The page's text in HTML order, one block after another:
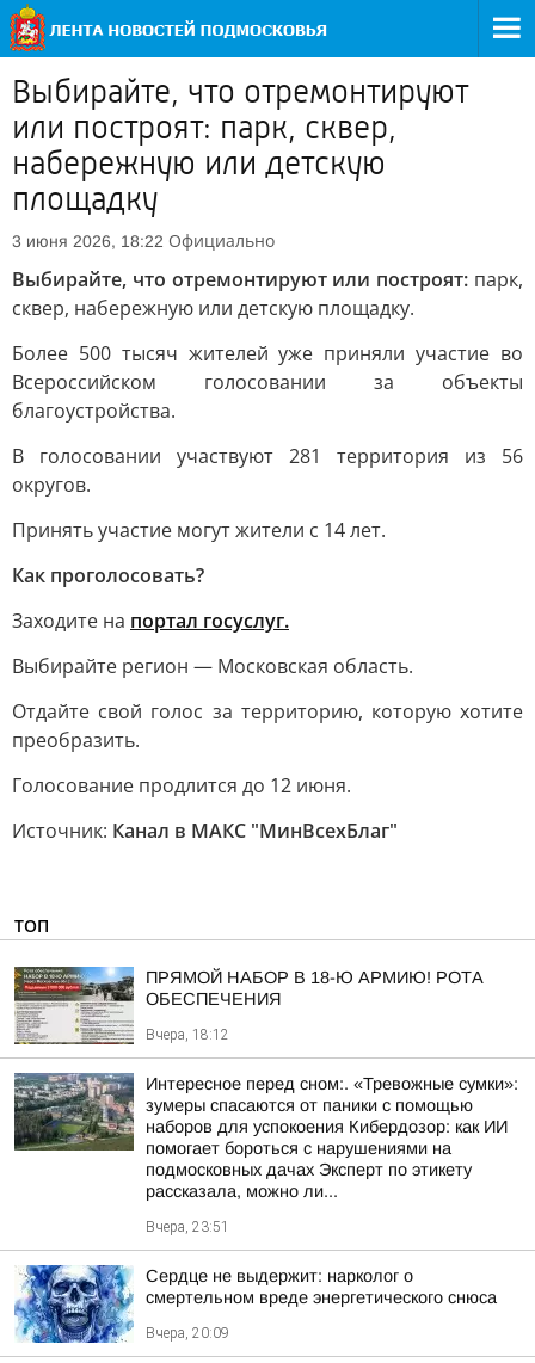
Выбирайте, что отремонтируют
или построят: парк, сквер,
набережную или детскую
площадку
3 июня 2026, 18:22 Официально
Выбирайте, что отремонтируют или построят: парк,
сквер, набережную или детскую площадку.
Более 500 тысяч жителей уже приняли участие во
Всероссийском голосовании за объекты
благоустройства.
В голосовании участвуют 281 территория из 56
округов.
Принять участие могут жители с 14 лет.
Как проголосовать?
Заходите на портал госуслуг.
Выбирайте регион — Московская область.
Отдайте свой голос за территорию, которую хотите
преобразить.
Голосование продлится до 12 июня.
Источник: Канал в МАКС "МинВсехБлаг"
ТОП
ПРЯМОЙ НАБОР В 18-Ю АРМИЮ! РОТА
ОБЕСПЕЧЕНИЯ
Вчера, 18:12
Интересное перед сном:. «Тревожные сумки»:
зумеры спасаются от паники с помощью
наборов для успокоения Кибердозор: как ИИ
помогает бороться с нарушениями на
подмосковных дачах Эксперт по этикету
рассказала, можно ли...
Вчера, 23:51
Сердце не выдержит: нарколог о
смертельном вреде энергетического снюса
Вчера, 20:09